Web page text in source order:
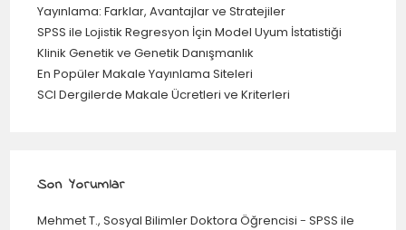
Yayınlama: Farklar, Avantajlar ve Stratejiler
SPSS ile Lojistik Regresyon İçin Model Uyum İstatistiği
Klinik Genetik ve Genetik Danışmanlık
En Popüler Makale Yayınlama Siteleri
SCI Dergilerde Makale Ücretleri ve Kriterleri
Son Yorumlar
Mehmet T., Sosyal Bilimler Doktora Öğrencisi -SPSS ile